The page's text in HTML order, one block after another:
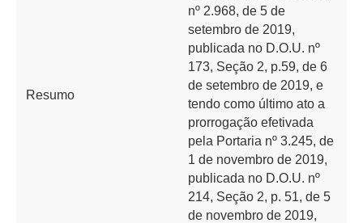
Resumo
nº 2.968, de 5 de
setembro de 2019,
publicada no D.O.U. nº
173, Seção 2, p.59, de 6
de setembro de 2019, e
tendo como último ato a
prorrogação efetivada
pela Portaria nº 3.245, de
1 de novembro de 2019,
publicada no D.O.U. nº
214, Seção 2, p. 51, de 5
de novembro de 2019,